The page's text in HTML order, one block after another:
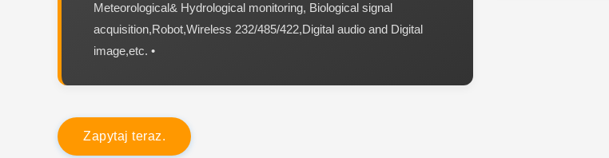
Meteorological& Hydrological monitoring, Biological signal
acquisition,Robot,Wireless 232/485/422,Digital audio and Digital
image,etc. •
Zapytaj teraz.